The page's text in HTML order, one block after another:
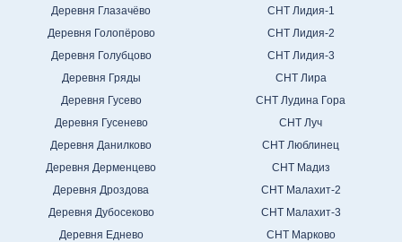
Деревня Глазачёво
Деревня Голопёрово
Деревня Голубцово
Деревня Гряды
Деревня Гусево
Деревня Гусенево
Деревня Данилково
Деревня Дерменцево
Деревня Дроздова
Деревня Дубосеково
Деревня Еднево
СНТ Лидия-1
СНТ Лидия-2
СНТ Лидия-3
СНТ Лира
СНТ Лудина Гора
СНТ Луч
СНТ Люблинец
СНТ Мадиз
СНТ Малахит-2
СНТ Малахит-3
СНТ Марково